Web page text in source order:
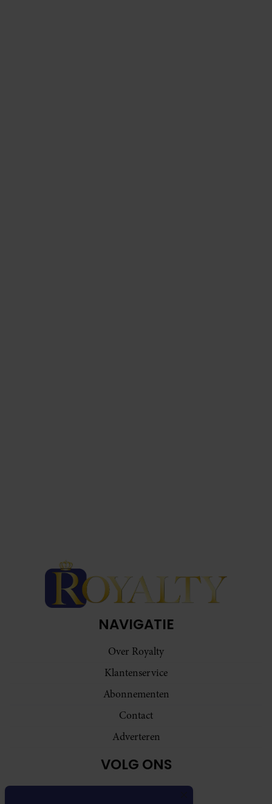
NAVIGATIE
Over Royalty
Klantenservice
Abonnementen
Contact
Adverteren
VOLG ONS